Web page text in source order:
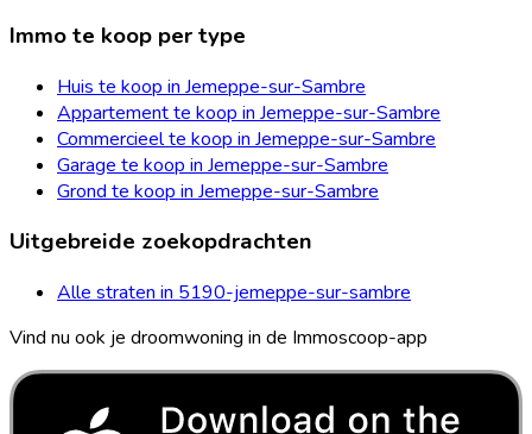
Immo te koop per type
Huis te koop in Jemeppe-sur-Sambre
Appartement te koop in Jemeppe-sur-Sambre
Commercieel te koop in Jemeppe-sur-Sambre
Garage te koop in Jemeppe-sur-Sambre
Grond te koop in Jemeppe-sur-Sambre
Uitgebreide zoekopdrachten
Alle straten in 5190-jemeppe-sur-sambre
Vind nu ook je droomwoning in de Immoscoop-app